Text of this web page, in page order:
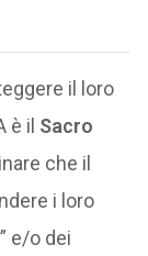
il loro
è il Sacro
che il
i loro
e/o dei